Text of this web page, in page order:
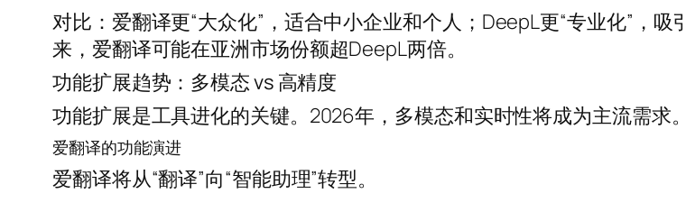
对比：爱翻译更“大众化”，适合中小企业和个人；DeepL更“专业化”，吸
来，爱翻译可能在亚洲市场份额超DeepL两倍。
功能扩展趋势：多模态 vs 高精度
功能扩展是工具进化的关键。2026年，多模态和实时性将成为主流需求。
爱翻译的功能演进
爱翻译将从“翻译”向“智能助理”转型。